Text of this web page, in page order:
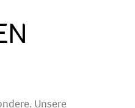
Unsere